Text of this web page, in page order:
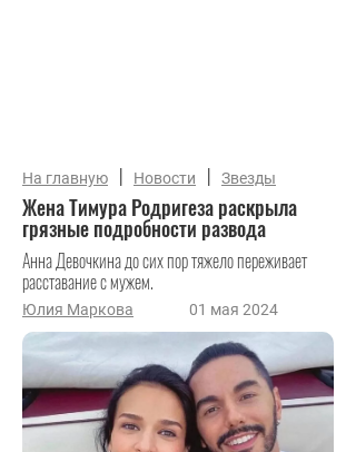
На главную | Новости | Звезды
Жена Тимура Родригеза раскрыла
грязные подробности развода
Анна Девочкина до сих пор тяжело переживает
расставание с мужем.
Юлия Маркова 01 мая 2024